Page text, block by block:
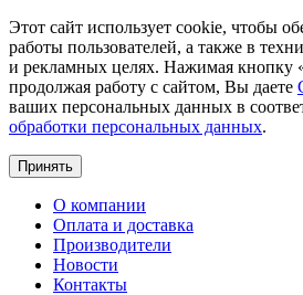
Этот сайт использует cookie, чтобы
работы пользователей, а также в
и рекламных целях. Нажимая кнопку
продолжая работу с сайтом, Вы даете
ваших персональных данных в
обработки персональных данных.
Принять
О компании
Оплата и доставка
Производители
Новости
Контакты